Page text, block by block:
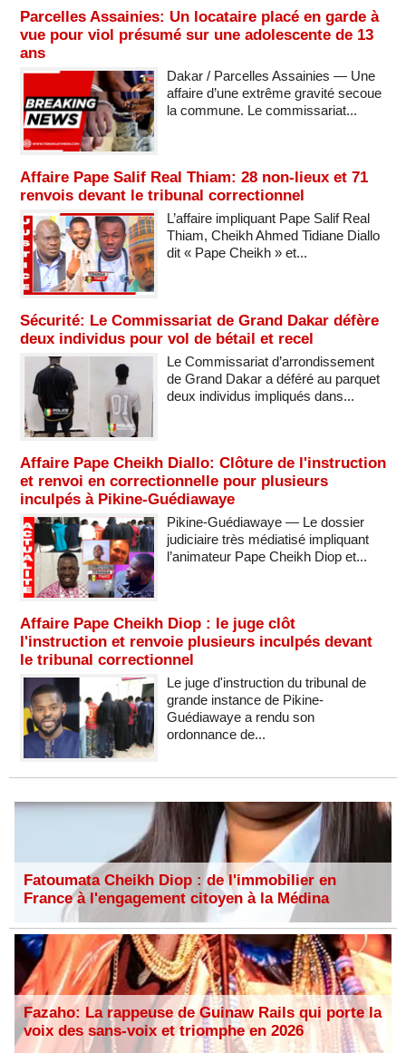
Parcelles Assainies: Un locataire placé en garde à
vue pour viol présumé sur une adolescente de 13
ans
Dakar / Parcelles Assainies — Une
affaire d’une extrême gravité secoue
la commune. Le commissariat...
Affaire Pape Salif Real Thiam: 28 non-lieux et 71
renvois devant le tribunal correctionnel
L’affaire impliquant Pape Salif Real
Thiam, Cheikh Ahmed Tidiane Diallo
dit « Pape Cheikh » et...
Sécurité: Le Commissariat de Grand Dakar défère
deux individus pour vol de bétail et recel
Le Commissariat d’arrondissement
de Grand Dakar a déféré au parquet
deux individus impliqués dans...
Affaire Pape Cheikh Diallo: Clôture de l'instruction
et renvoi en correctionnelle pour plusieurs
inculpés à Pikine-Guédiawaye
Pikine-Guédiawaye — Le dossier
judiciaire très médiatisé impliquant
l’animateur Pape Cheikh Diop et...
Affaire Pape Cheikh Diop : le juge clôt
l'instruction et renvoie plusieurs inculpés devant
le tribunal correctionnel
Le juge d'instruction du tribunal de
grande instance de Pikine-
Guédiawaye a rendu son
ordonnance de...
Fatoumata Cheikh Diop : de l'immobilier en
France à l'engagement citoyen à la Médina
Fazaho: La rappeuse de Guinaw Rails qui porte la
voix des sans-voix et triomphe en 2026